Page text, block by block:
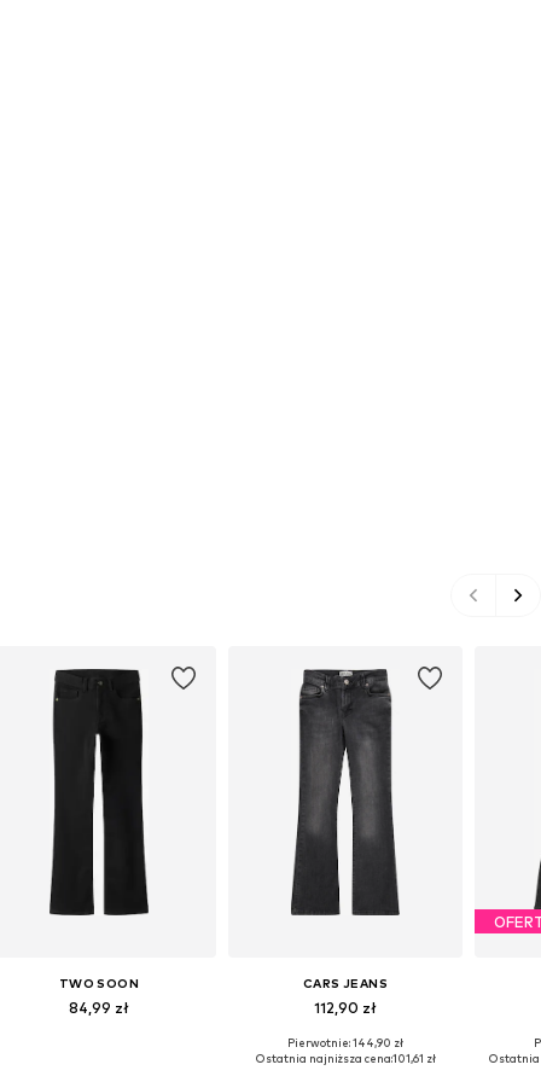
TWO SOON
84,99 zł
CARS JEANS
112,90 zł
Dostępne w różnych rozmiarach
Pierwotnie: 144,90 zł
Ostatnia najniższa cena:101,61 zł
Ostatnia